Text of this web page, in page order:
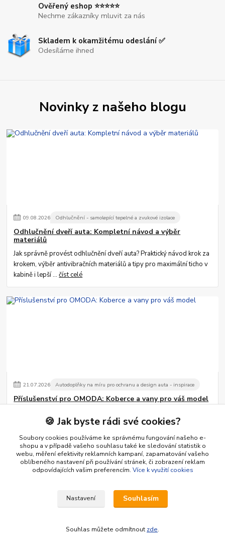
Ověřený eshop ⭐⭐⭐⭐⭐
Nechme zákazníky mluvit za nás
Skladem k okamžitému odeslání ✅
Odesíláme ihned
Novinky z našeho blogu
09.08.2026 Odhlučnění - samolepící tepelné a zvukové izolace
Odhlučnění dveří auta: Kompletní návod a výběr
materiálů
Jak správně provést odhlučnění dveří auta? Praktický návod krok za
krokem, výběr antivibračních materiálů a tipy pro maximální ticho v
kabině i lepší ...číst celé
21.07.2026 Autodoplňky na míru pro ochranu a design auta - inspirace
Příslušenství pro OMODA: Koberce a vany pro váš model
🍪 Jak byste rádi své cookies?
Soubory cookies používáme ke správnému fungování našeho e-
shopu a v případě vašeho souhlasu také ke sledování statistik o
webu, měření efektivity reklamních kampaní, zapamatování vašeho
oblíbeného nastavení při používání stránek, či zobrazení reklam
odpovídajících vašim preferencím. Více k využití cookies
Nastavení Souhlasím
Souhlas můžete odmítnout zde.